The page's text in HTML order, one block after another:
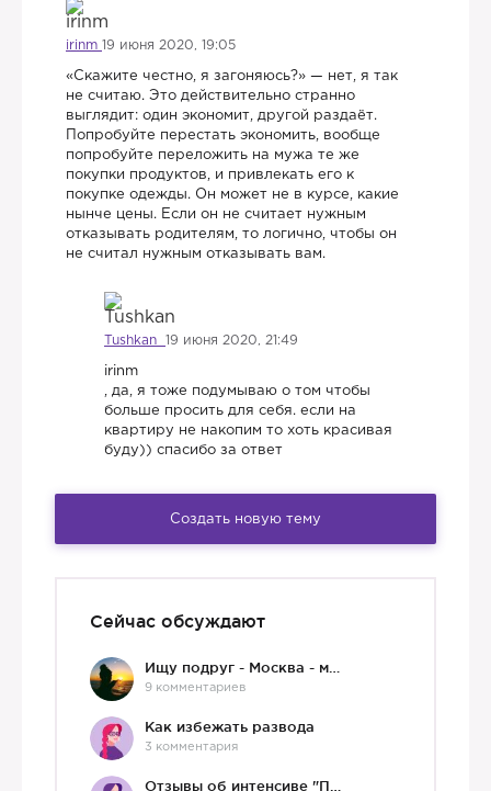
irinm 19 июня 2020, 19:05
«Скажите честно, я загоняюсь?» — нет, я так
не считаю. Это действительно странно
выглядит: один экономит, другой раздаёт.
Попробуйте перестать экономить, вообще
попробуйте переложить на мужа те же
покупки продуктов, и привлекать его к
покупке одежды. Он может не в курсе, какие
нынче цены. Если он не считает нужным
отказывать родителям, то логично, чтобы он
не считал нужным отказывать вам.
Tushkan 19 июня 2020, 21:49
irinm
, да, я тоже подумываю о том чтобы
больше просить для себя. если на
квартиру не накопим то хоть красивая
буду)) спасибо за ответ
Создать новую тему
Сейчас обсуждают
9 комментариев
Как избежать развода
3 комментария